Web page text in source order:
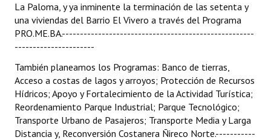
La Paloma, y ya inminente la terminación de las setenta y
una viviendas del Barrio El Vivero a través del Programa
PRO.ME.BA.-----------------------------------------------------
----------------------
También planeamos los Programas: Banco de tierras,
Acceso a costas de lagos y arroyos; Protección de Recursos
Hídricos; Apoyo y Fortalecimiento de la Actividad Turística;
Reordenamiento Parque Industrial; Parque Tecnológico;
Transporte Urbano de Pasajeros; Transporte Media y Larga
Distancia y, Reconversión Costanera Ñireco Norte.-----------